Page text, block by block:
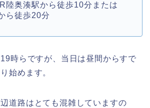
陸奥湊駅から徒歩10分または
ら徒歩20分
時らですが、当日は昼間からすで
始めます。
道路はとても混雑していますの